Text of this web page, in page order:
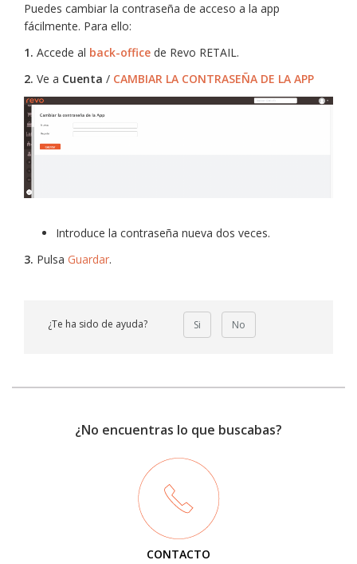
Puedes cambiar la contraseña de acceso a la app
fácilmente. Para ello:
1. Accede al back-office de Revo RETAIL.
2. Ve a Cuenta / CAMBIAR LA CONTRASEÑA DE LA APP
Introduce la contraseña nueva dos veces.
3. Pulsa Guardar.
¿Te ha sido de ayuda? Si No
¿No encuentras lo que buscabas?
CONTACTO